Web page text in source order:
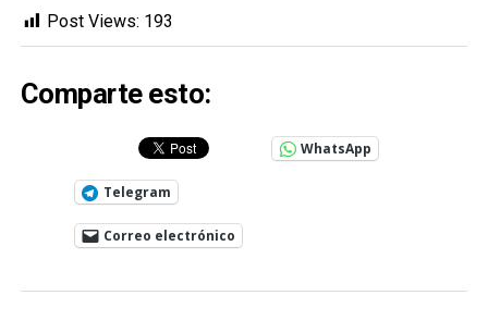
Post Views: 193
Comparte esto:
WhatsApp
Telegram
Correo electrónico